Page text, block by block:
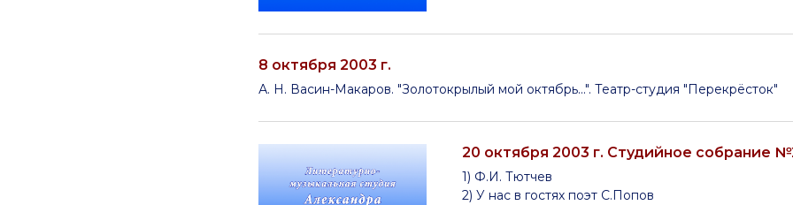
8 октября 2003 г.
А. Н. Васин-Макаров. "Золотокрылый мой октябрь...". Театр-студия "Перекрёсток"
20 октября 2003 г. Студийное собрание
1) Ф.И. Тютчев
2) У нас в гостях поэт С.Попов